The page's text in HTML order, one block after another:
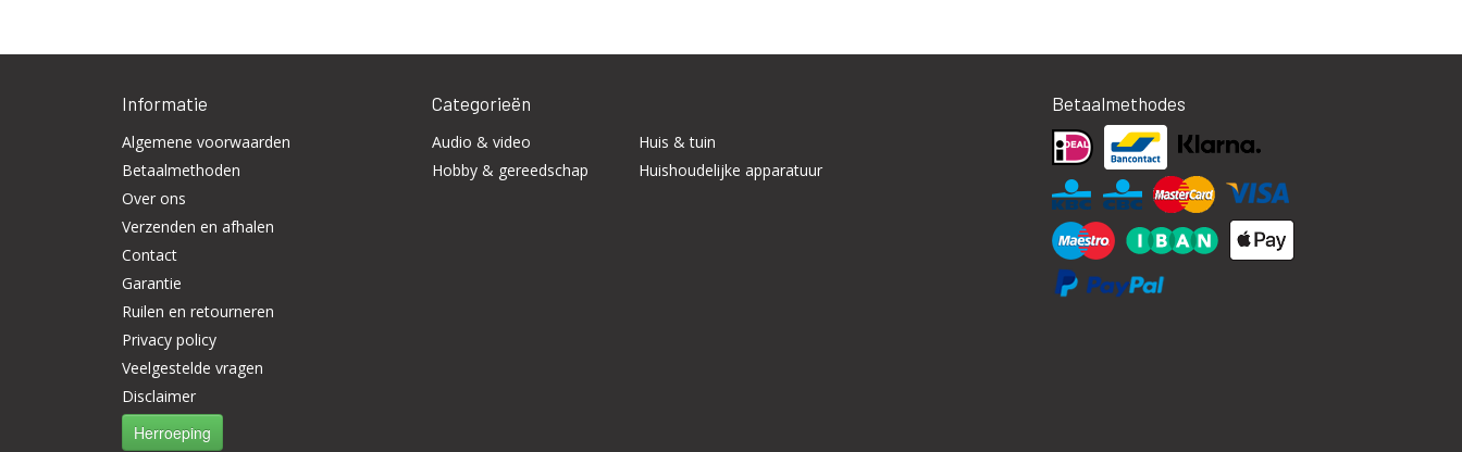
Informatie
Algemene voorwaarden
Betaalmethoden
Over ons
Verzenden en afhalen
Contact
Garantie
Ruilen en retourneren
Privacy policy
Veelgestelde vragen
Disclaimer
Herroeping
Categorieën
Audio & video
Hobby & gereedschap
Huis & tuin
Huishoudelijke apparatuur
Betaalmethodes